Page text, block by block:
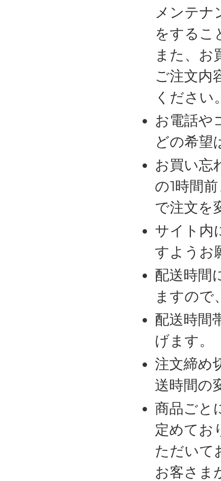
メンテナ
をするこ
また、お
ご注文内
ください
お電話や
どの希望
お買い忘
の1時間
で注文を
サイト内
すようお
配送時間
ますので
配送時間
げます。
注文締め
送時間の
商品ごと
定めてお
ただいて
お客さま